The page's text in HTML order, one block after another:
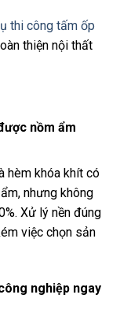
thi công tấm ốp
thiện nội thất
nồm ẩm
hèm khóa khít có
nhưng không
Xử lý nền đúng
việc chọn sản
nghiệp ngay